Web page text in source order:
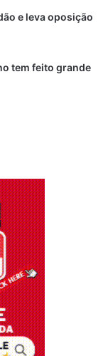
e leva oposição
tem feito grande